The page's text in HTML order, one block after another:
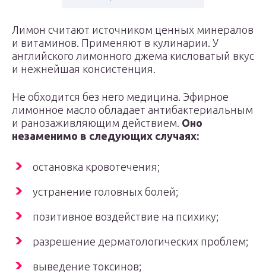
Лимон считают источником ценных минералов
и витаминов. Применяют в кулинарии. У
английского лимонного джема кисловатый вкус
и нежнейшая консистенция.
Не обходится без него медицина. Эфирное
лимонное масло обладает антибактериальным
и ранозаживляющим действием. Оно
незаменимо в следующих случаях:
остановка кровотечения;
устранение головных болей;
позитивное воздействие на психику;
разрешение дерматологических проблем;
выведение токсинов;